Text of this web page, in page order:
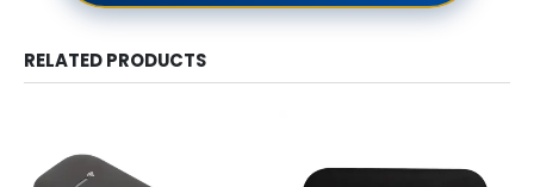
RELATED PRODUCTS